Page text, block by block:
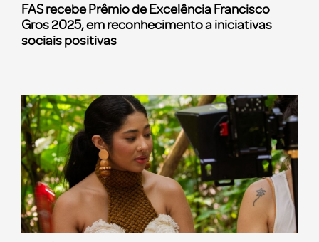
FAS recebe Prêmio de Excelência Francisco
Gros 2025, em reconhecimento a iniciativas
sociais positivas